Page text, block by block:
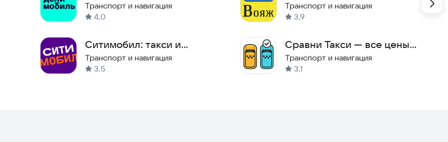
Транспорт и навигация
4,0
Ситимобил: такси и
доставка
Транспорт и навигация
3,5
Транспорт и навигация
3,9
Сравни Такси — все цены
такси
Транспорт и навигация
3,1